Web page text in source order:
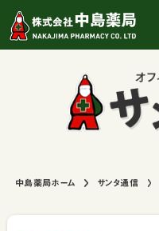
中島薬局ホーム サンタ通信